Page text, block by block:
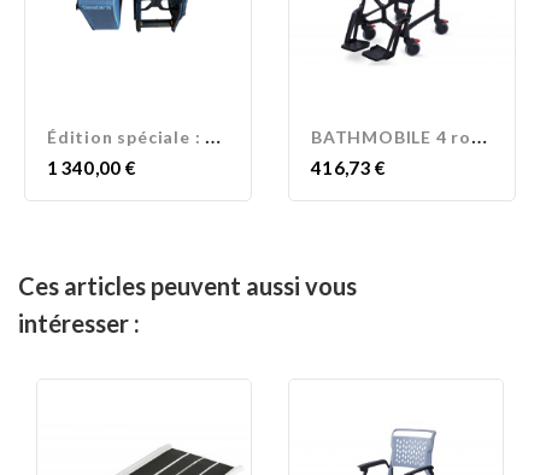
É
dition spéciale : Promo...
Prix
1 340,00 €
B
ATHMOBILE 4 roues
Prix
416,73 €
Ces articles peuvent aussi vous
intéresser :